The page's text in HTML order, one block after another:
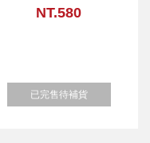
館)
NT.580
已完售待補貨